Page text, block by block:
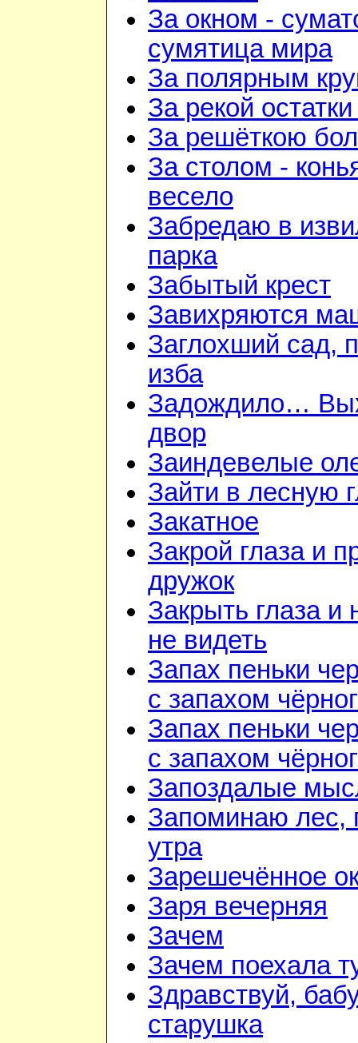
За окном -
сумятица мира
За полярным
За рекой
За решёткою
За столом -
весело
Забредаю в
парка
Забытый крест
Завихряются
Заглохший сад,
изба
Задождило…
двор
Заиндевелые
Зайти в лесную
Закатное
Закрой глаза и
дружок
Закрыть глаза и
не видеть
Запах пеньки
с запахом
Запах пеньки
с запахом
Запоздалые
Запоминаю лес,
утра
Зарешечённое
Заря вечерняя
Зачем
Зачем поехала
Здравствуй,
старушка